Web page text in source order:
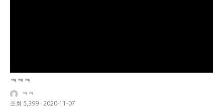
ㅋㅋㅋ
ㅋㅋ
조회 5,399 · 2020-11-07